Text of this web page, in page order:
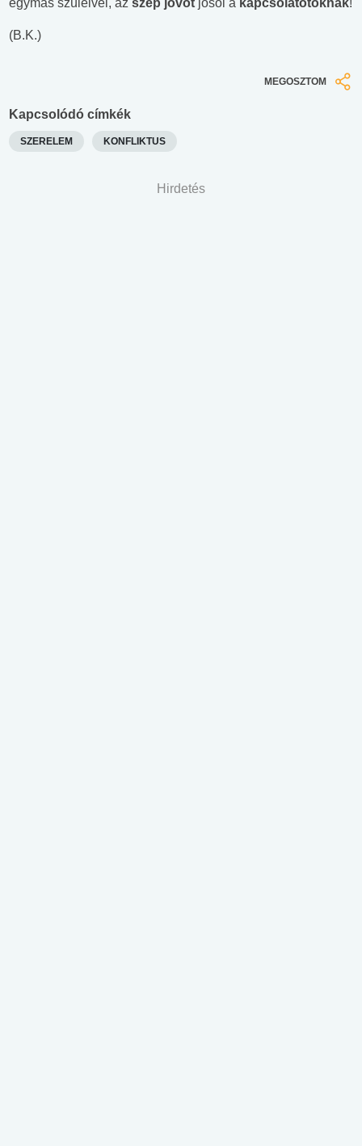
egymás szüleivel, az szép jövőt jósol a kapcsolatotoknak!
(B.K.)
MEGOSZTOM
Kapcsolódó címkék
SZERELEM KONFLIKTUS
Hirdetés